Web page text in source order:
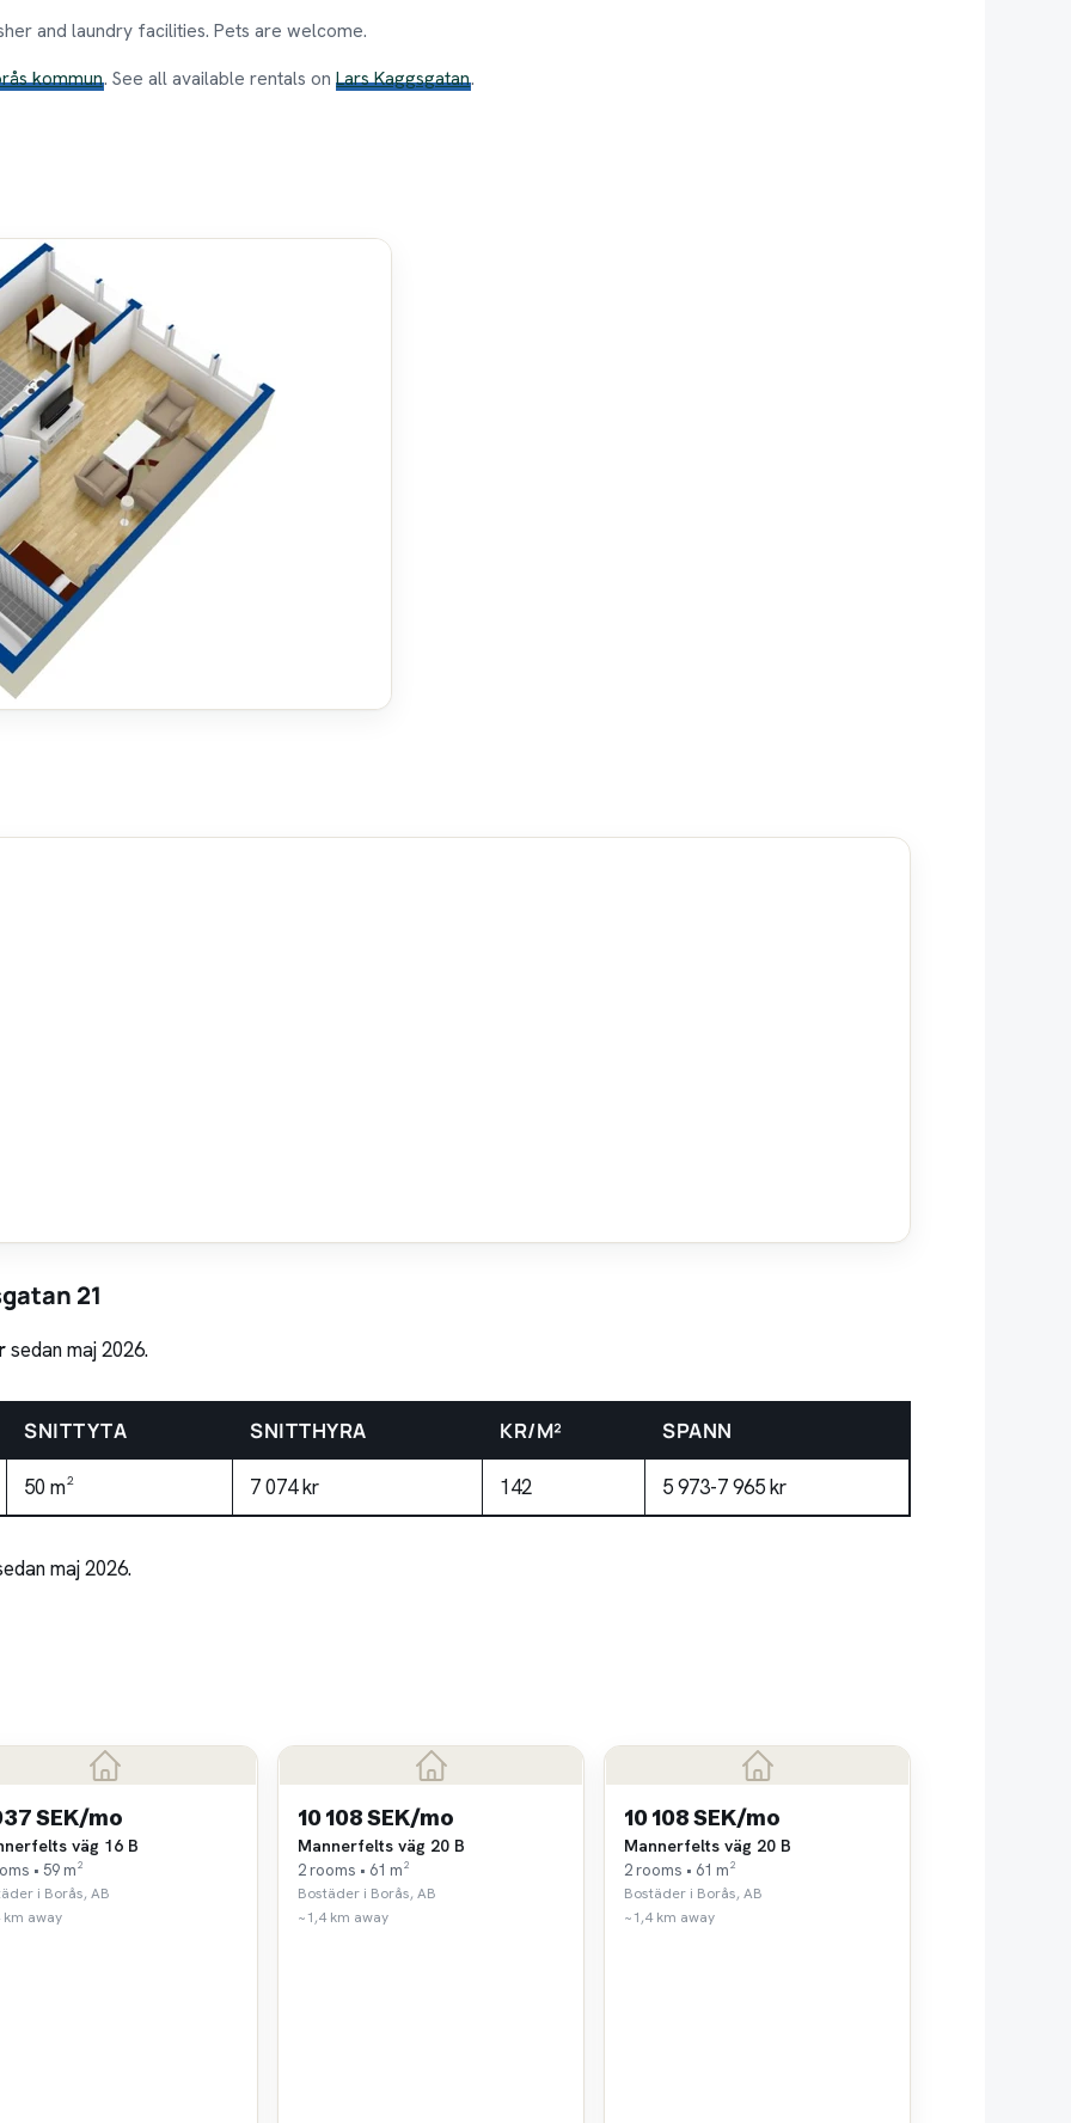
and laundry facilities. Pets are welcome.
kommun. See all available rentals on Lars Kaggsgatan.
21
sedan maj 2026.
SNITTYTA SNITTHYRA KR/M² SPANN
50 m² 7 074 kr 142 5 973-7 965 kr
maj 2026.
SEK/mo
väg 16 B
• 59 m²
i Borås, AB
km away
10 108 SEK/mo
Mannerfelts väg 20 B
2 rooms • 61 m²
Bostäder i Borås, AB
~1,4 km away
10 108 SEK/mo
Mannerfelts väg 20 B
2 rooms • 61 m²
Bostäder i Borås, AB
~1,4 km away